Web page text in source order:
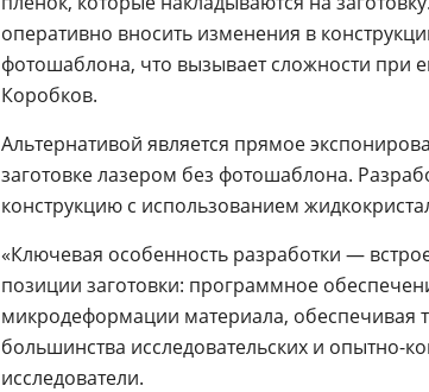
оперативно вносить изменения в
фотошаблона, что вызывает сложности при
Коробков.
Альтернативой является прямое
заготовке лазером без фотошаблона.
конструкцию с использованием
«Ключевая особенность разработки —
позиции заготовки: программное
микродеформации материала, обеспечивая
большинства исследовательских и опытно-
исследователи.